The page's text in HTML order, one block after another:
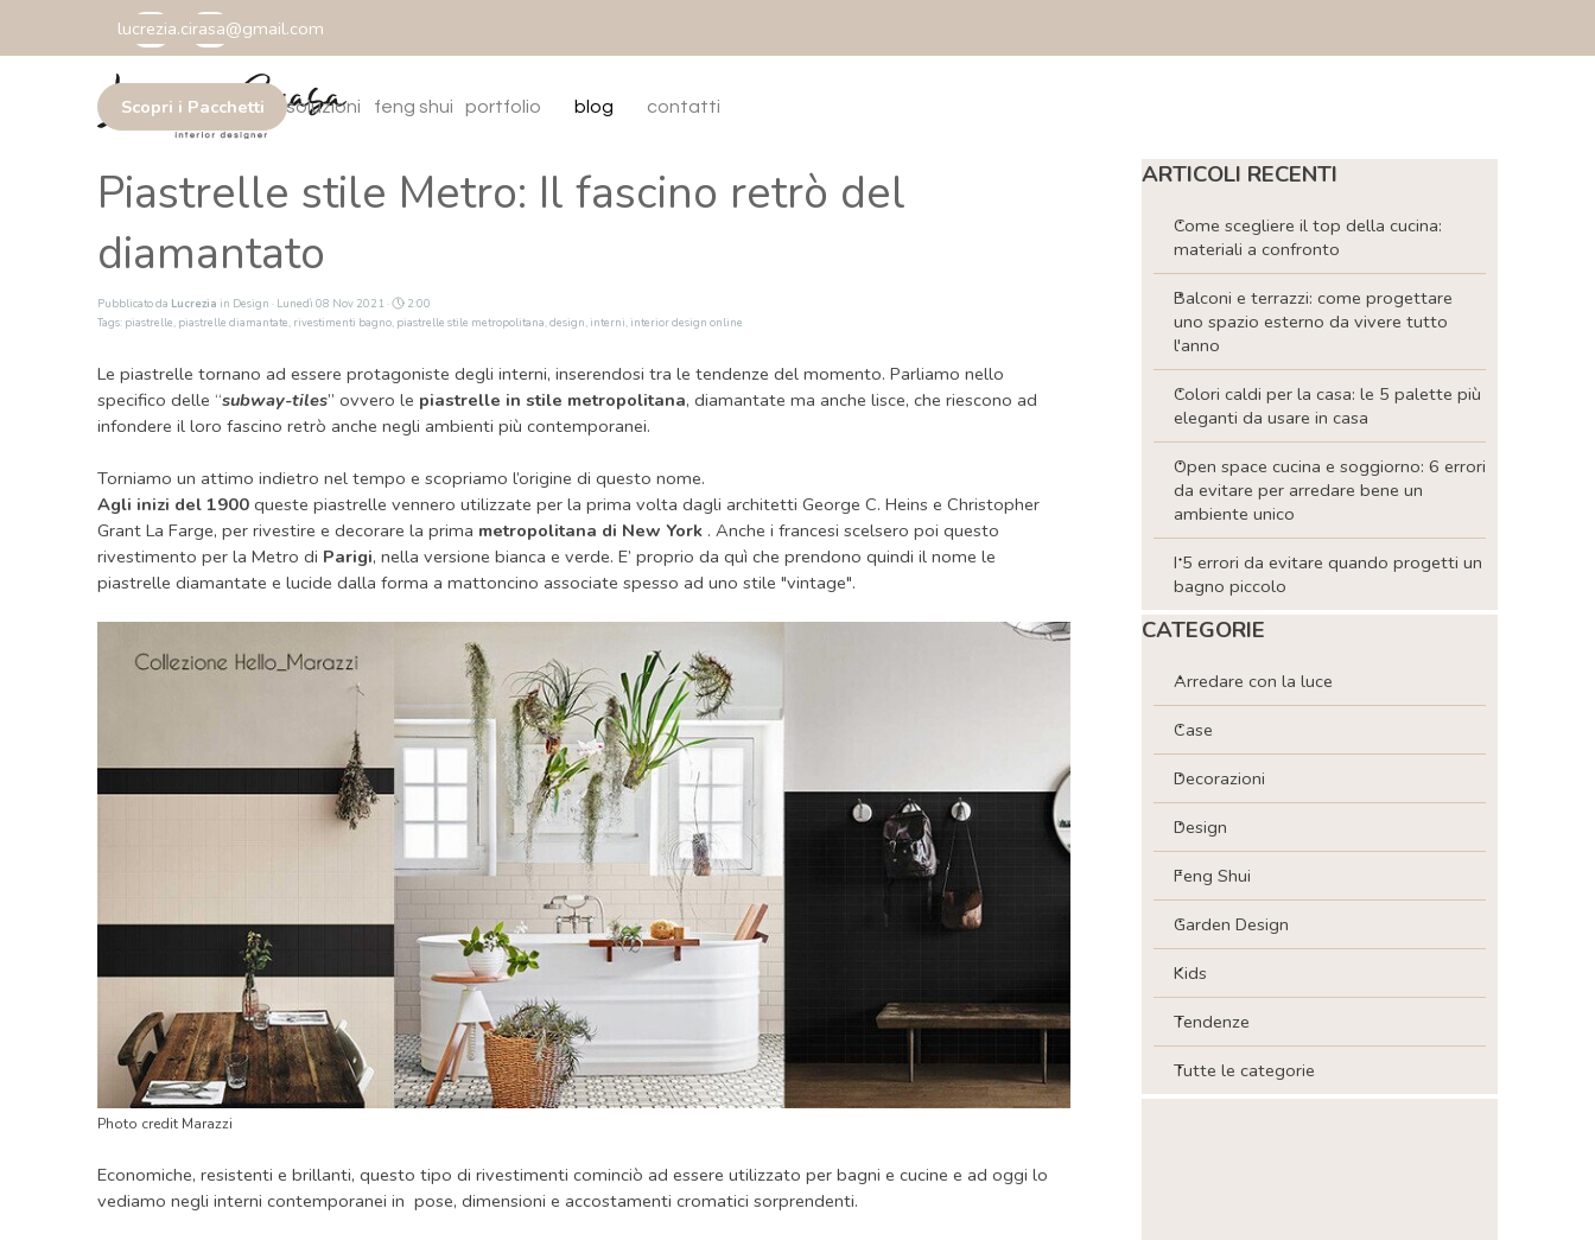
lucrezia.cirasa@gmail.com
home chi sono soluzioni ▼
feng shui portfolio blog contatti
Scopri i Pacchetti
Piastrelle stile Metro: Il fascino retrò del
diamantato
Pubblicato da Lucrezia in Design · Lunedì 08 Nov 2021 ·
2:00
Tags: piastrelle, piastrelle diamantate, rivestimenti bagno, piastrelle stile metropolitana,design, interni, interior design online
Le piastrelle tornano ad essere protagoniste degli interni, inserendosi tra le tendenze del momento. Parliamo nello
specifico delle “subway-tiles” ovvero le piastrelle in stile metropolitana, diamantate ma anche lisce, che riescono ad
infondere il loro fascino retrò anche negli ambienti più contemporanei.
Torniamo un attimo indietro nel tempo e scopriamo l’origine di questo nome.
Agli inizi del 1900 queste piastrelle vennero utilizzate per la prima volta dagli architetti George C. Heins e Christopher
Grant La Farge, per rivestire e decorare la prima metropolitana di New York . Anche i francesi scelsero poi questo
rivestimento per la Metro di Parigi, nella versione bianca e verde. E’ proprio da quì che prendono quindi il nome le
piastrelle diamantate e lucide dalla forma a mattoncino associate spesso ad uno stile "vintage".
Photo credit Marazzi
Economiche, resistenti e brillanti, questo tipo di rivestimenti cominciò ad essere utilizzato per bagni e cucine e ad oggi lo
vediamo negli interni contemporanei in pose, dimensioni e accostamenti cromatici sorprendenti.
Salta blocco ARTICOLI RECENTI
ARTICOLI RECENTI
Come scegliere il top della cucina:
materiali a confronto
Balconi e terrazzi: come progettare
uno spazio esterno da vivere tutto
l'anno
Colori caldi per la casa: le 5 palette più
eleganti da usare in casa
Open space cucina e soggiorno: 6 errori
da evitare per arredare bene un
ambiente unico
I 5 errori da evitare quando progetti un
bagno piccolo
Salta blocco CATEGORIE
CATEGORIE
Arredare con la luce
Case
Decorazioni
Design
Feng Shui
Garden Design
Kids
Tendenze
Tutte le categorie